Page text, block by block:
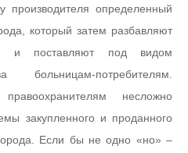
производителя определенный
который затем разбавляют
и поставляют под видом
больницам-потребителям.
несложно
закупленного и проданного
Если бы не одно «но» –